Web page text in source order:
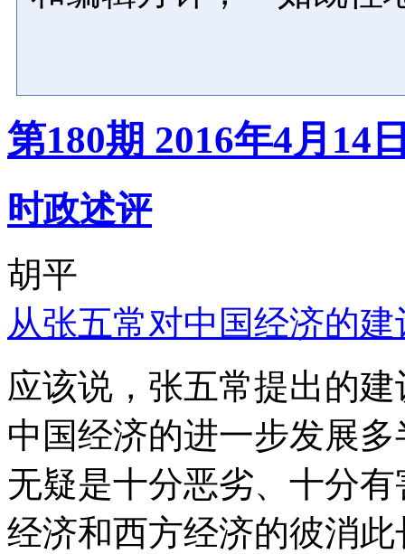
第180期 2016年4月14
时政述评
胡平
从张五常对中国经济的
应该说，张五常提出的
中国经济的进一步发展
无疑是十分恶劣、十分
经济和西方经济的彼消